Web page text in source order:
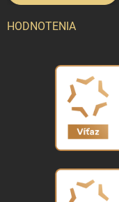
HODNOTENIA